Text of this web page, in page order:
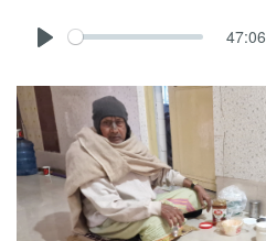
l
a
47:06
Image